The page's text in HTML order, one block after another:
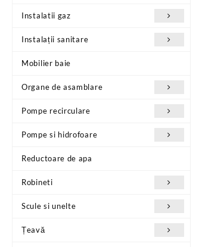
Instalatii gaz
Instalații sanitare
Mobilier baie
Organe de asamblare
Pompe recirculare
Pompe si hidrofoare
Reductoare de apa
Robineti
Scule si unelte
Țeavă